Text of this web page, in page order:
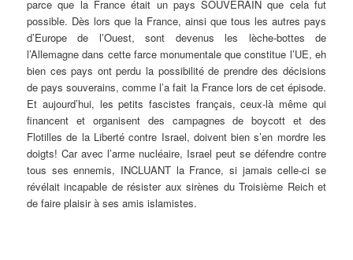
parce que la France était un pays SOUVERAIN que cela fut
possible. Dès lors que la France, ainsi que tous les autres pays
d’Europe de l’Ouest, sont devenus les lèche-bottes de
l’Allemagne dans cette farce monumentale que constitue l’UE, eh
bien ces pays ont perdu la possibilité de prendre des décisions
de pays souverains, comme l’a fait la France lors de cet épisode.
Et aujourd’hui, les petits fascistes français, ceux-là même qui
financent et organisent des campagnes de boycott et des
Flotilles de la Liberté contre Israel, doivent bien s’en mordre les
doigts! Car avec l’arme nucléaire, Israel peut se défendre contre
tous ses ennemis, INCLUANT la France, si jamais celle-ci se
révélait incapable de résister aux sirènes du Troisième Reich et
de faire plaisir à ses amis islamistes.